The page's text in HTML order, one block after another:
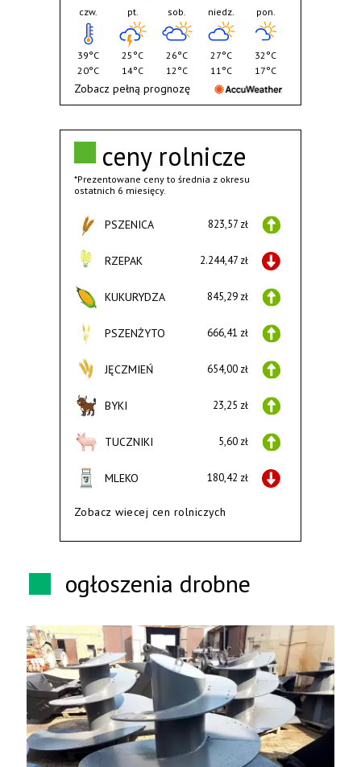
ceny rolnicze
*Prezentowane ceny to średnia z okresu
ostatnich 6 miesięcy.
PSZENICA 823,57 zł
RZEPAK 2.244,47 zł
KUKURYDZA 845,29 zł
PSZENŻYTO 666,41 zł
JĘCZMIEŃ 654,00 zł
BYKI 23,25 zł
TUCZNIKI 5,60 zł
MLEKO 180,42 zł
Zobacz wiecej cen rolniczych
czw.
39°C
20°C
pt.
25°C
14°C
sob.
26°C
12°C
niedz.
27°C
11°C
pon.
32°C
17°C
Zobacz pełną prognozę
ogłoszenia drobne